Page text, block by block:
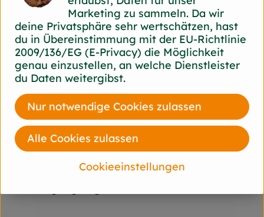
Hersteller: Trantenrother
Hof GbR
58455 Witten Deutschland
zur Webseite
Die 12 Hektar große Fläche des Trantenrother
Hofes wird seit 1976 biologisch-dynamisch
bewirtschaftet. Schwerpunkt ist der Gemüsebau
mit über 40 Arten von Aubergine bis Zucchini
sowie die Fleischerzeugung. Aber auch Getreide
und Kleegras werden zur Fütterung der Tiere (8
Mastschweine, 300 Legehennen, 25 Mastputen,
50 Weihnachtsgänse und -enten) und als
Marketing zu sammeln. Da wir
deine Privatsphäre sehr wertschätzen, hast
du in Übereinstimmung mit der EU-Richtlinie
2009/136/EG (E-Privacy) die Möglichkeit
genau einzustellen, an welche Dienstleister
du Daten weitergibst.
Cookieeinstellungen
Nur notwendige Cookies zulassen
Alle Cookies zulassen